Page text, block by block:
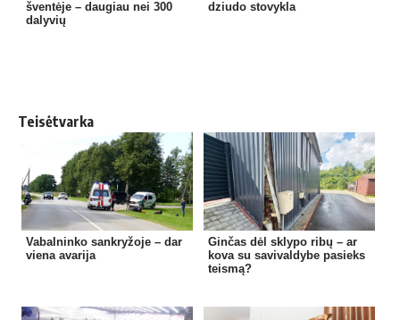
šventėje – daugiau nei 300
dalyvių
dziudo stovykla
Teisėtvarka
Vabalninko sankryžoje – dar
viena avarija
Ginčas dėl sklypo ribų – ar
kova su savivaldybe pasieks
teismą?